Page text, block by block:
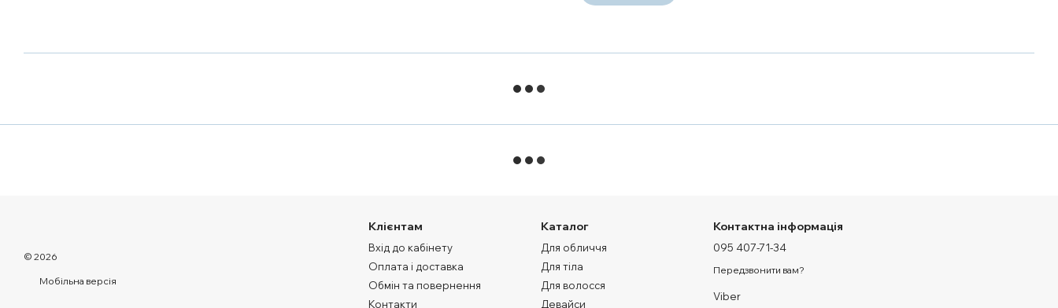
© 2026
Мобільна версія
Клієнтам
Вхід до кабінету
Оплата і доставка
Обмін та повернення
Контакти
Каталог
Для обличчя
Для тіла
Для волосся
Девайси
Контактна інформація
095 407-71-34
Передзвонити вам?
Viber